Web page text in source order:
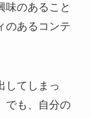
味のあること
のあるコンテ
してしまっ
でも、自分の